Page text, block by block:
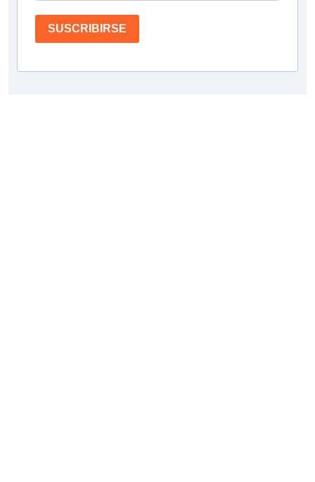
SUSCRIBIRSE